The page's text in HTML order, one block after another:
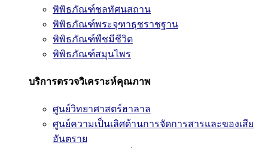
พิพิธภัณฑ์ชลทัศนสถาน
พิพิธภัณฑ์พระจุฑาธุชราชฐาน
พิพิธภัณฑ์พืชมีชีวิต
พิพิธภัณฑ์สมุนไพร
บริการตรวจวิเคราะห์คุณภาพ
ศูนย์วิทยาศาสตร์ฮาลาล
ศูนย์ความเป็นเลิศด้านการจัดการสารและของเสีย
อันตราย